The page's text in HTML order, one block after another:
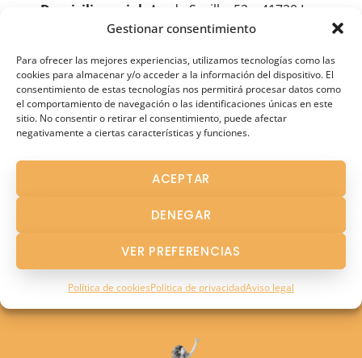
Gestionar consentimiento
Para ofrecer las mejores experiencias, utilizamos tecnologías como las
cookies para almacenar y/o acceder a la información del dispositivo. El
consentimiento de estas tecnologías nos permitirá procesar datos como
el comportamiento de navegación o las identificaciones únicas en este
sitio. No consentir o retirar el consentimiento, puede afectar
negativamente a ciertas características y funciones.
ACEPTAR
DENEGAR
VER PREFERENCIAS
Política de cookiesPolítica de privacidadAviso legal
Domicilio social: Av. de Sevilla, 52 – 41720 Los
Palacios y Villafranca (Sevilla), España
centropsico.sentidos@gmail.com
Teléfono:955 438 191 / 744 620 738
Sitio Web:abretussentidos.com
El acceso y uso del Sitio Web atribuye la condición de
presentes condiciones y la legislación aplicable en